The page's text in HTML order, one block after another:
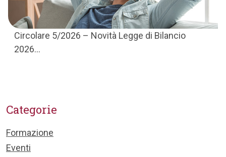
Circolare 5/2026 – Novità Legge di Bilancio
2026...
Categorie
Formazione
Eventi